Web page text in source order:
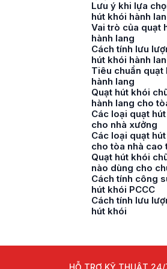
Lưu ý khi lựa
hút khói hành
Vai trò của quạt
hành lang
Cách tính lưu
hút khói hành
Tiêu chuẩn quạt
hành lang
Quạt hút khói
hành lang cho
Các loại quạt
cho nhà xưởng
Các loại quạt
cho tòa nhà cao
Quạt hút khói
nào dùng cho
Cách tính công
hút khói PCCC
Cách tính lưu
hút khói
HỖ TRỢ KỸ THUẬT 24/